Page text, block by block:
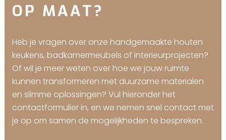
OP MAAT?
Heb je vragen over onze handgemaakte houten
keukens, badkamermeubels of interieurprojecten?
Of wil je meer weten over hoe we jouw ruimte
kunnen transformeren met duurzame materialen
en slimme oplossingen? Vul hieronder het
contactformulier in, en we nemen snel contact met
je op om samen de mogelijkheden te bespreken.